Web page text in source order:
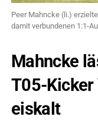
Peer Mahncke (li.)
damit verbundenen 1:1-
Mahncke
T05-
eiskalt